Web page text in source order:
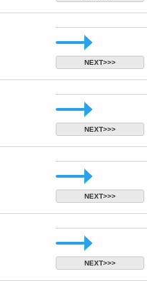
NEXT>>>
NEXT>>>
NEXT>>>
NEXT>>>